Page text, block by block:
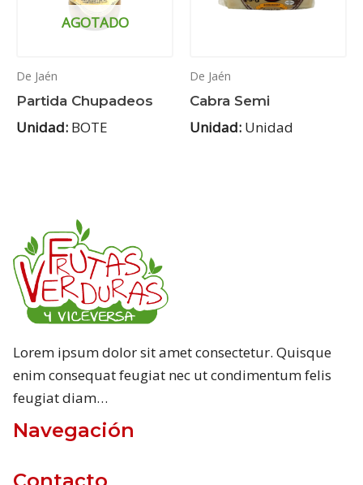
AGOTADO
De Jaén
Partida Chupadeos
Unidad: BOTE
De Jaén
Cabra Semi
Unidad: Unidad
Lorem ipsum dolor sit amet consectetur. Quisque
enim consequat feugiat nec ut condimentum felis
feugiat diam…
Navegación